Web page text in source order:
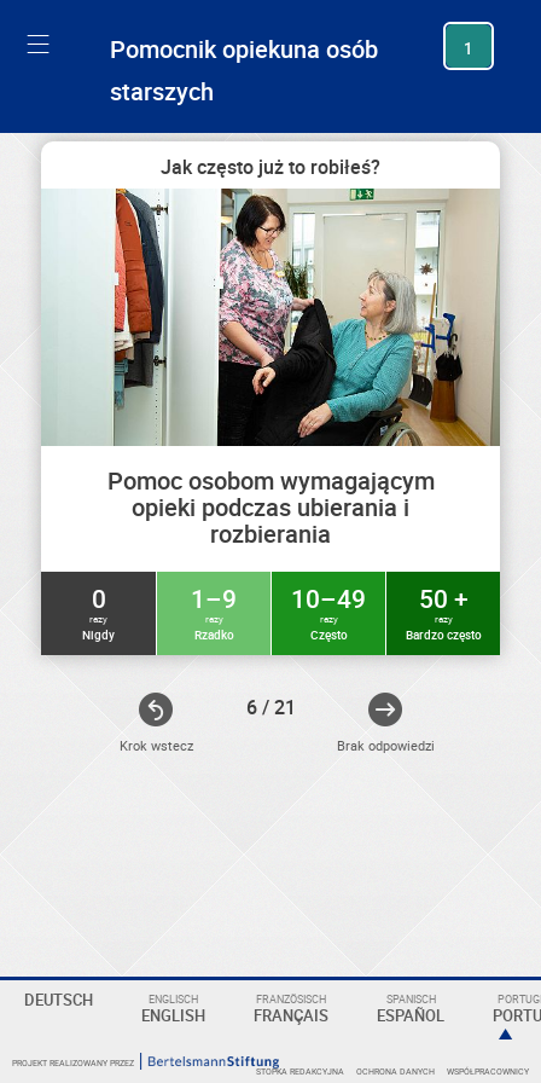
Pomocnik opiekuna osób
starszych
1
Krok wstecz
Jak często już to robiłeś?
Pomoc osobom wymagającym
opieki podczas ubierania i
rozbierania
0
razy
Nigdy
1–9
razy
Rzadko
10–49
razy
Często
50 +
razy
Bardzo często
6 / 21
Brak odpowiedzi
DEUTSCH ENGLISCH
ENGLISH
FRANZÖSISCH
FRANÇAIS
SPANISCH
ESPAÑOL
PROJEKT REALIZOWANY PRZEZ
STOPKA REDAKCYJNA OCHRONA DANYCH WSPÓŁPRACOWNICY
Überschrift